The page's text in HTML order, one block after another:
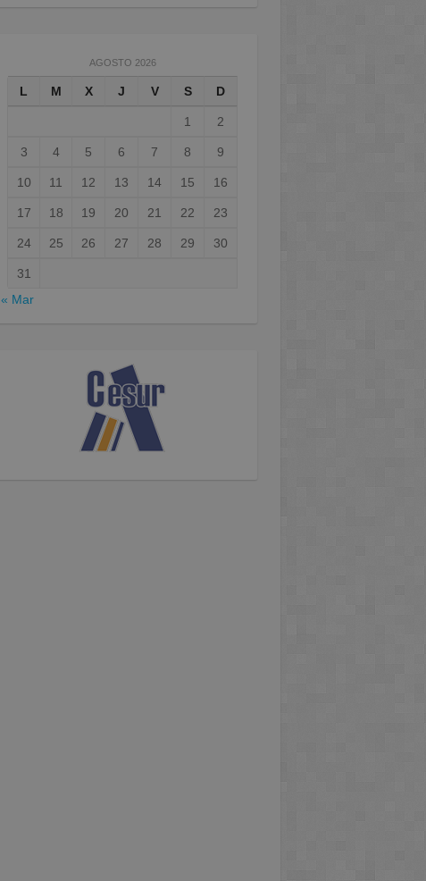
AGOSTO 2026
L M X J V S D
1 2
3 4 5 6 7 8 9
10 11 12 13 14 15 16
17 18 19 20 21 22 23
24 25 26 27 28 29 30
31
« Mar